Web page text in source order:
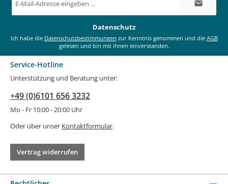
Mail-
Datenschutz
Ich habe die Datenschutzbestimmungen zur Kenntnis genommen und die AGB
gelesen und bin mit ihnen einverstanden.
Service-Hotline
Unterstützung und Beratung unter:
+49 (0)6101 656 3232
Mo - Fr 10:00 - 20:00 Uhr
Oder über unser Kontaktformular.
Vertrag widerrufen